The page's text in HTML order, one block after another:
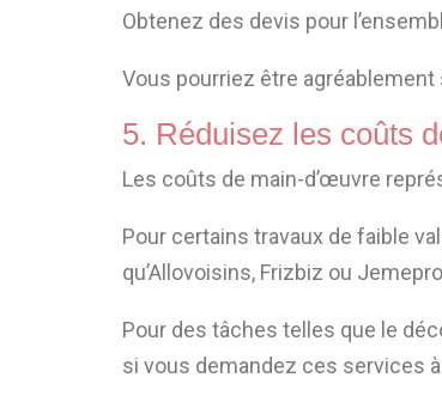
Obtenez des devis pour
Vous pourriez être agréablement
5. Réduisez les coûts
Les coûts de main-d’œuvre
Pour certains travaux de faible
qu’Allovoisins, Frizbiz ou
Pour des tâches telles que le
si vous demandez ces services